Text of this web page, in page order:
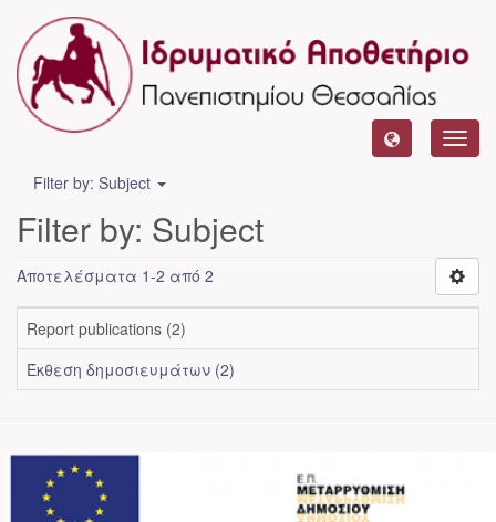
Filter by: Subject
Filter by: Subject
Αποτελέσματα 1-2 από 2
Report publications (2)
Έκθεση δημοσιευμάτων (2)